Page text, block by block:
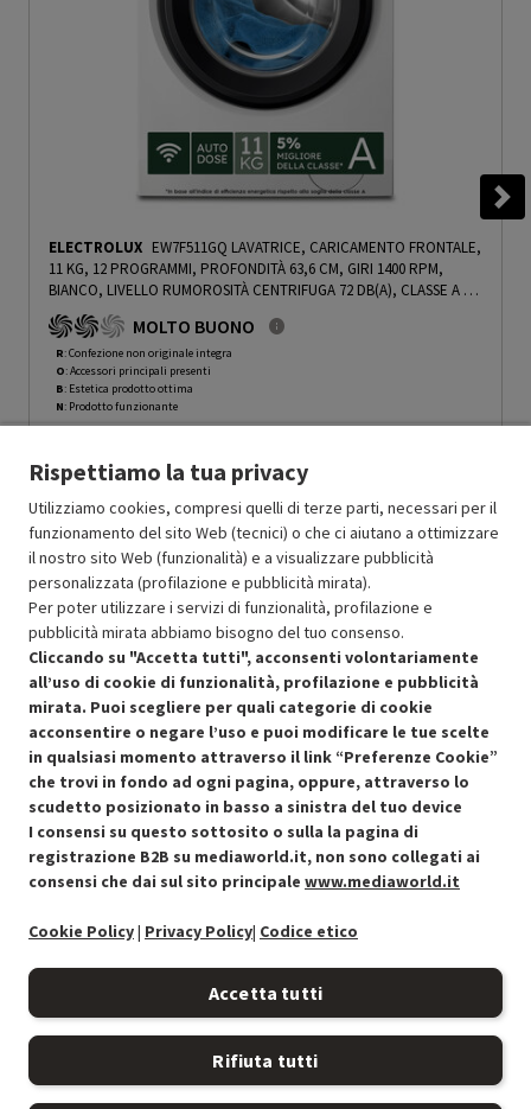
ELECTROLUX EW7F511GQ LAVATRICE, CARICAMENTO FRONTALE,
11 KG, 12 PROGRAMMI, PROFONDITÀ 63,6 CM, GIRI 1400 RPM,
BIANCO, LIVELLO RUMOROSITÀ CENTRIFUGA 72 DB(A), CLASSE A -
PRMG GRADING ROBN - 10%
MOLTO BUONO
R: Confezione non originale integra
O: Accessori principali presenti
B: Estetica prodotto ottima
N: Prodotto funzionante
Ricondizionato Prezzo ridotto da
764.99a-30%
In Promozione 535.49
Aggiungi al carrello
SCONTO RICONDIZIONATI
Approfitta dello sconto del 30% sul prodotto ricondizionato.
Condizioni generali di vendita Recedere dal contratto qui
Rispettiamo la tua privacy
Utilizziamo cookies, compresi quelli di terze parti, necessari per il
funzionamento del sito Web (tecnici) o che ci aiutano a ottimizzare
il nostro sito Web (funzionalità) e a visualizzare pubblicità
personalizzata (profilazione e pubblicità mirata).
Per poter utilizzare i servizi di funzionalità, profilazione e
pubblicità mirata abbiamo bisogno del tuo consenso.
Cliccando su "Accetta tutti", acconsenti volontariamente
all’uso di cookie di funzionalità, profilazione e pubblicità
mirata. Puoi scegliere per quali categorie di cookie
acconsentire o negare l’uso e puoi modificare le tue scelte
in qualsiasi momento attraverso il link “Preferenze Cookie”
che trovi in fondo ad ogni pagina, oppure, attraverso lo
scudetto posizionato in basso a sinistra del tuo device
I consensi su questo sottosito o sulla la pagina di
registrazione B2B su mediaworld.it, non sono collegati ai
consensi che dai sul sito principale www.mediaworld.it
Cookie Policy| Privacy Policy| Codice etico
Accetta tutti
Rifiuta tutti